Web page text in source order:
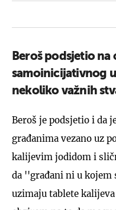
Beroš podsjetio na
samoinicijativnog
nekoliko važnih
Beroš je podsjetio i da
građanima vezano uz
kalijevim jodidom i
da ''građani ni u
uzimaju tablete